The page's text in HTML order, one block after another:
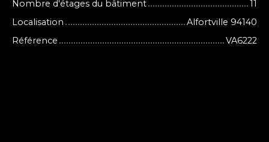
Nombre d'étages du bâtiment
11
Localisation
Alfortville 94140
Référence
VA6222